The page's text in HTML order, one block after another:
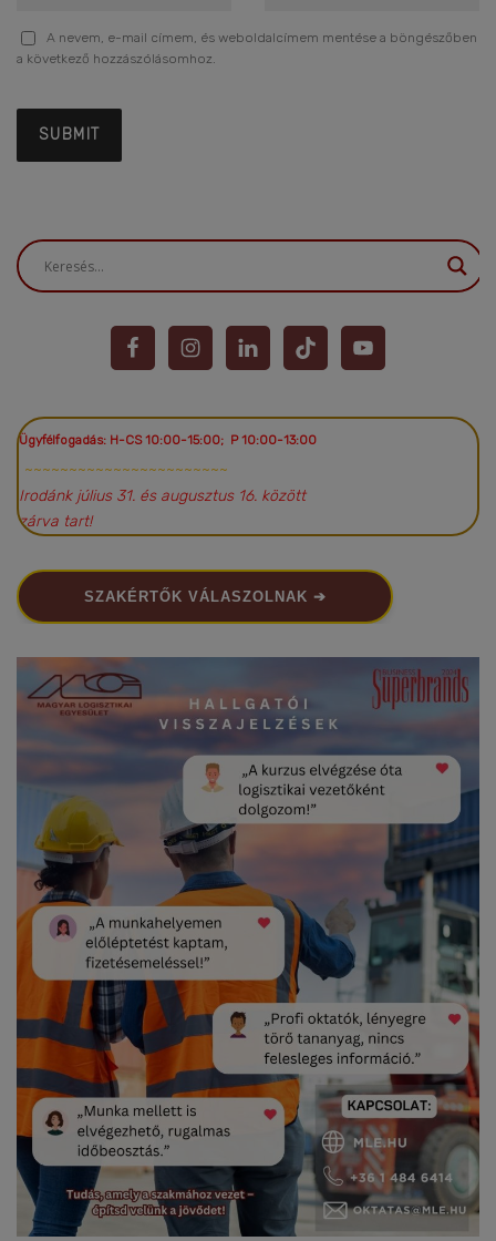
A nevem, e-mail címem, és weboldalcímem mentése a böngészőben
a következő hozzászólásomhoz.
Ügyfélfogadás: H-CS 10:00-15:00; P 10:00-13:00
~~~~~~~~~~~~~~~~~~~~~~~
Irodánk július 31. és augusztus 16. között
zárva tart!
SZAKÉRTŐK VÁLASZOLNAK ➔